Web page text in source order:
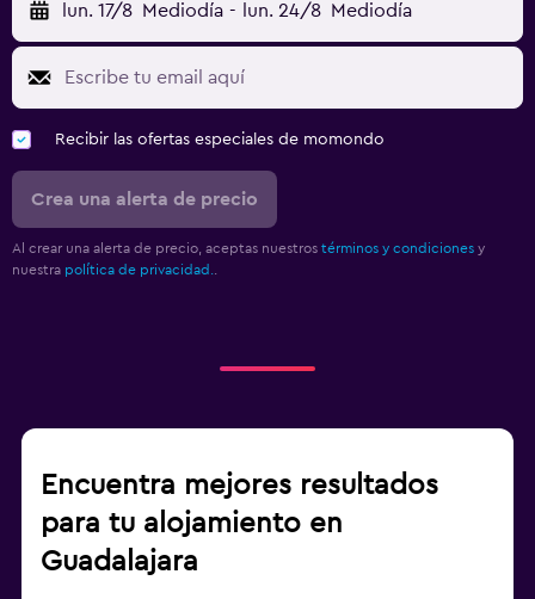
lun. 17/8 Mediodía - lun. 24/8 Mediodía
Recibir las ofertas especiales de momondo
Crea una alerta de precio
Al crear una alerta de precio, aceptas nuestros términos y condiciones y
nuestra política de privacidad..
Encuentra mejores resultados
para tu alojamiento en
Guadalajara